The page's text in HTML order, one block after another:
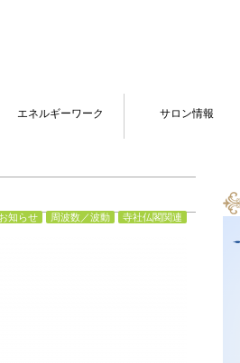
エネルギーワーク サロン情報
お知らせ 周波数／波動 寺社仏閣関連